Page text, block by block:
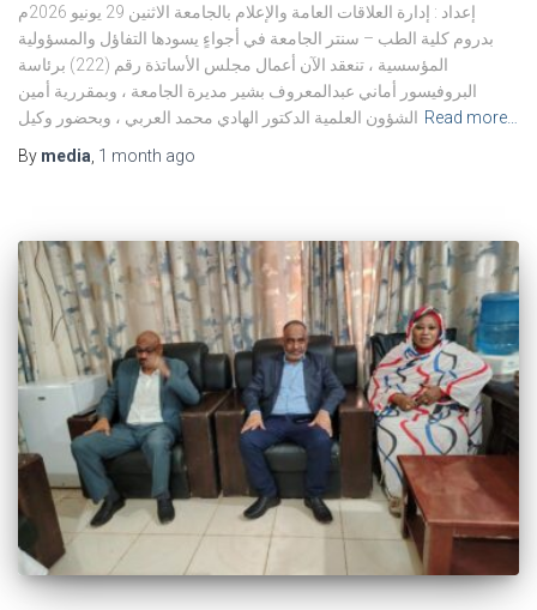
إعداد : إدارة العلاقات العامة والإعلام بالجامعة الاثنين 29 يونيو 2026م
بدروم كلية الطب – سنتر الجامعة في أجواءٍ يسودها التفاؤل والمسؤولية
المؤسسية ، تنعقد الآن أعمال مجلس الأساتذة رقم (222) برئاسة
البروفيسور أماني عبدالمعروف بشير مديرة الجامعة ، وبمقررية أمين
الشؤون العلمية الدكتور الهادي محمد العربي ، وبحضور وكيل Read more…
By media 1 month ago